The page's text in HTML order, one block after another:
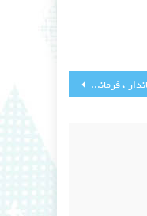
دیدار مردمی استاندار ، فرماندار و جمعی از مدیران دستگاههای دولتی استان در مسجد جامع رجایی شهر بمناسبت هفته دولت